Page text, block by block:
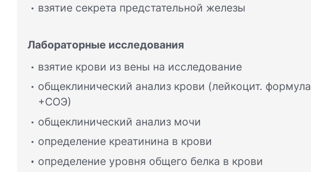
взятие секрета предстательной железы
Лабораторные исследования
взятие крови из вены на исследование
общеклинический анализ крови (лейкоцит. формула
+СОЭ)
общеклинический анализ мочи
определение креатинина в крови
определение уровня общего белка в крови